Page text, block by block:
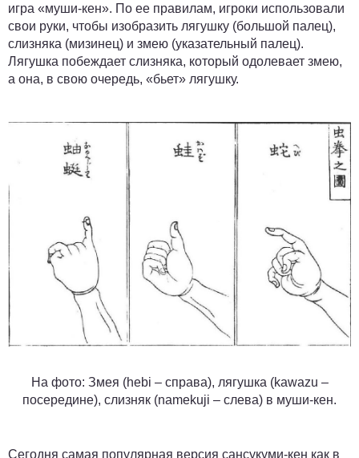
игра «муши-кен». По ее правилам, игроки использовали
свои руки, чтобы изобразить лягушку (большой палец),
слизняка (мизинец) и змею (указательный палец).
Лягушка побеждает слизняка, который одолевает змею,
а она, в свою очередь, «бьет» лягушку.
На фото: Змея (hebi – справа), лягушка (kawazu –
посередине), слизняк (namekuji – слева) в муши-кен.
Сегодня самая популярная версия сансукуми-кен как в